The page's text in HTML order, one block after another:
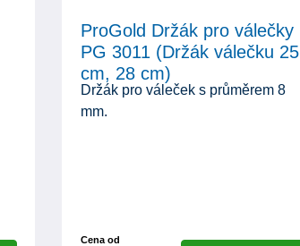
ProGold Držák pro válečky
PG 3011 (Držák válečku 25
cm, 28 cm)
Držák pro váleček s průměrem 8
mm.
Cena od